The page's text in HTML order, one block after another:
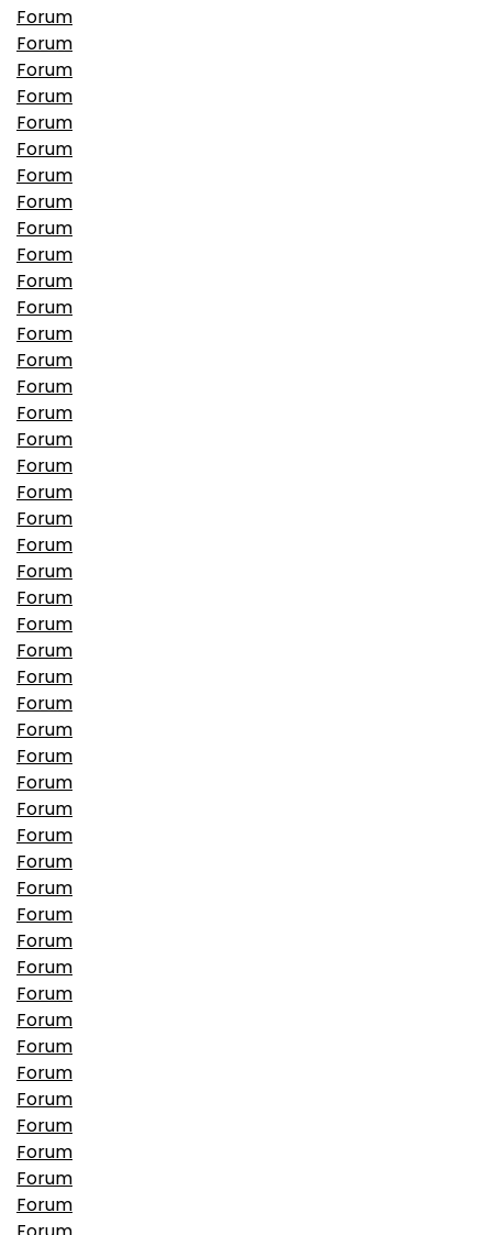
Forum
Forum
Forum
Forum
Forum
Forum
Forum
Forum
Forum
Forum
Forum
Forum
Forum
Forum
Forum
Forum
Forum
Forum
Forum
Forum
Forum
Forum
Forum
Forum
Forum
Forum
Forum
Forum
Forum
Forum
Forum
Forum
Forum
Forum
Forum
Forum
Forum
Forum
Forum
Forum
Forum
Forum
Forum
Forum
Forum
Forum